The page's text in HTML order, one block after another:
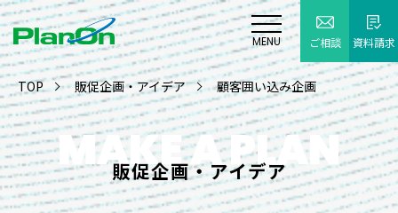
MENU ご相談 資料請求
TOP 販促企画・アイデア 顧客囲い込み企画
MAKE A PLAN
販促企画・アイデア